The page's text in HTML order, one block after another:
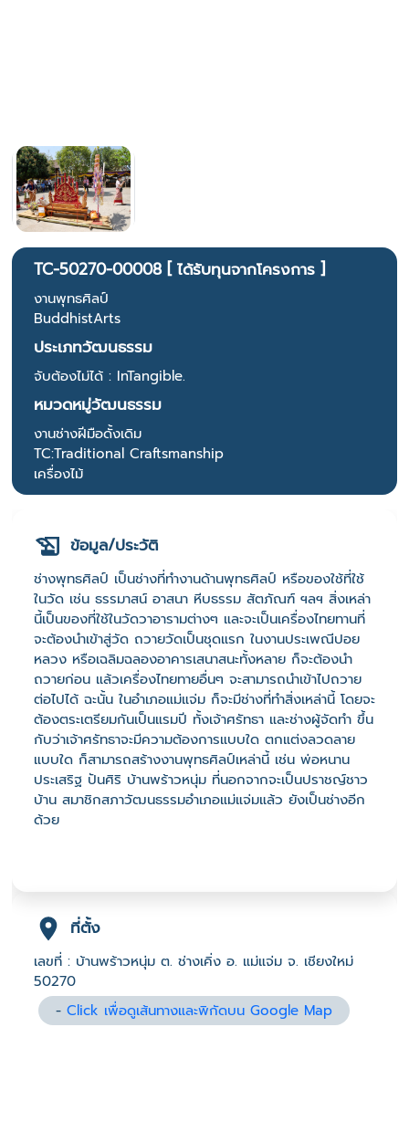
TC-50270-00008 [ ได้รับทุนจากโครงการ ]
งานพุทธศิลป์
BuddhistArts
ประเภทวัฒนธรรม
จับต้องไม่ได้ : InTangible.
หมวดหมู่วัฒนธรรม
งานช่างฝีมือดั้งเดิม
TC:Traditional Craftsmanship
เครื่องไม้
ข้อมูล/ประวัติ
ช่างพุทธศิลป์ เป็นช่างที่ทำงานด้านพุทธศิลป์ หรือของใช้ที่ใช้
ในวัด เช่น ธรรมาสน์ อาสนา หีบธรรม สัตภัณฑ์ ฯลฯ สิ่งเหล่า
นี้เป็นของที่ใช้ในวัดวาอารามต่างๆ และจะเป็นเครื่องไทยทานที่
จะต้องนำเข้าสู่วัด ถวายวัดเป็นชุดแรก ในงานประเพณีปอย
หลวง หรือเฉลิมฉลองอาคารเสนาสนะทั้งหลาย ก็จะต้องนำ
ถวายก่อน แล้วเครื่องไทยทายอื่นๆ จะสามารถนำเข้าไปถวาย
ต่อไปได้ ฉะนั้น ในอำเภอแม่แจ่ม ก็จะมีช่างที่ทำสิ่งเหล่านี้ โดยจะ
ต้องตระเตรียมกันเป็นแรมปี ทั้งเจ้าศรัทธา และช่างผู้จัดทำ ขึ้น
กับว่าเจ้าศรัทธาจะมีความต้องการแบบใด ตกแต่งลวดลาย
แบบใด ก็สามารถสร้างงานพุทธศิลป์เหล่านี้ เช่น พ่อหนาน
ประเสริฐ ปันศิริ บ้านพร้าวหนุ่ม ที่นอกจากจะเป็นปราชญ์ชาว
บ้าน สมาชิกสภาวัฒนธรรมอำเภอแม่แจ่มแล้ว ยังเป็นช่างอีก
ด้วย
ที่ตั้ง
เลขที่ : บ้านพร้าวหนุ่ม ต. ช่างเคิ่ง อ. แม่แจ่ม จ. เชียงใหม่
50270
-Click เพื่อดูเส้นทางและพิกัดบน Google Map